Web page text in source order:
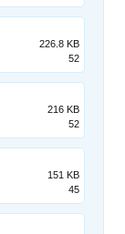
226.8 KB
52
216 KB
52
151 KB
45